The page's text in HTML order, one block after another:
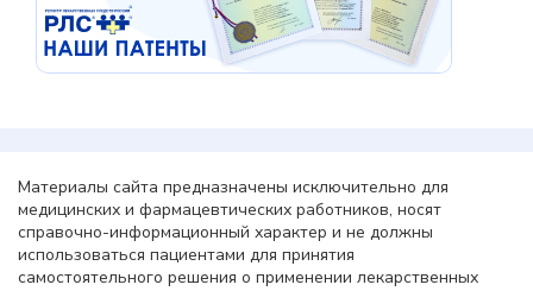
Материалы сайта предназначены исключительно для
медицинских и фармацевтических работников, носят
справочно-информационный характер и не должны
использоваться пациентами для принятия
самостоятельного решения о применении лекарственных